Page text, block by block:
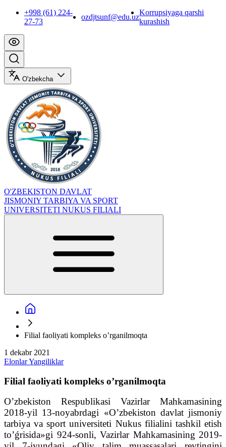
+998 (61) 224-
27-73
ozdjtsunf@edu.uz
Korrupsiyaga qarshi
kurashish
O'zbekcha
O'ZBEKISTON DAVLAT
JISMONIY TARBIYA VA SPORT
UNIVERSITETI NUKUS FILIALI
Filial faoliyati kompleks o’rganilmoqta
1 dekabr 2021
ElonlarYangiliklar
Filial faoliyati kompleks o’rganilmoqta
O’zbekiston Respublikasi Vazirlar Mahkamasining
2018-yil 13-noyabrdagi «O’zbekiston davlat jismoniy
tarbiya va sport universiteti Nukus filialini tashkil etish
to’ǵrisida»gi 924-sonli, Vazirlar Mahkamasining 2019-